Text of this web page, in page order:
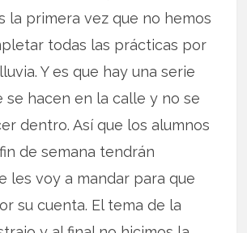
la primera vez que no hemos
todas las prácticas por
Y es que hay una serie
se hacen en la calle y no se
dentro. Así que los alumnos
de semana tendrán
les voy a mandar para que
su cuenta. El tema de la